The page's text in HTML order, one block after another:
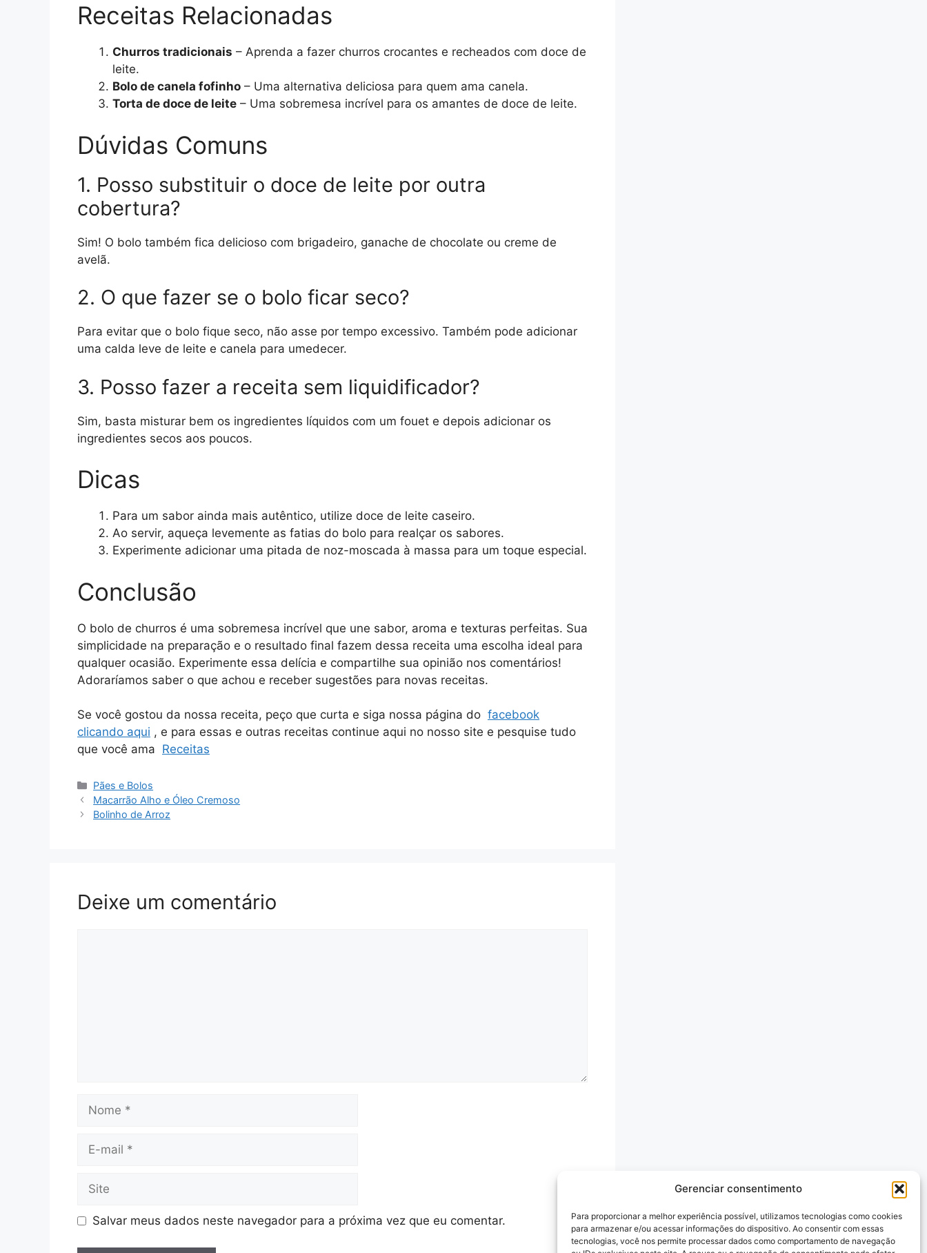
Gerenciar consentimento
Para proporcionar a melhor experiência possível, utilizamos tecnologias como cookies
para armazenar e/ou acessar informações do dispositivo. Ao consentir com essas
tecnologias, você nos permite processar dados como comportamento de navegação
Receitas Relacionadas
Churros tradicionais – Aprenda a fazer churros crocantes e recheados com doce de
leite.
Bolo de canela fofinho – Uma alternativa deliciosa para quem ama canela.
Torta de doce de leite – Uma sobremesa incrível para os amantes de doce de leite.
Dúvidas Comuns
1. Posso substituir o doce de leite por outra
cobertura?
Sim! O bolo também fica delicioso com brigadeiro, ganache de chocolate ou creme de
avelã.
2. O que fazer se o bolo ficar seco?
Para evitar que o bolo fique seco, não asse por tempo excessivo. Também pode adicionar
uma calda leve de leite e canela para umedecer.
3. Posso fazer a receita sem liquidificador?
Sim, basta misturar bem os ingredientes líquidos com um fouet e depois adicionar os
ingredientes secos aos poucos.
Dicas
Para um sabor ainda mais autêntico, utilize doce de leite caseiro.
Ao servir, aqueça levemente as fatias do bolo para realçar os sabores.
Experimente adicionar uma pitada de noz-moscada à massa para um toque especial.
Conclusão
O bolo de churros é uma sobremesa incrível que une sabor, aroma e texturas perfeitas. Sua
simplicidade na preparação e o resultado final fazem dessa receita uma escolha ideal para
qualquer ocasião. Experimente essa delícia e compartilhe sua opinião nos comentários!
Adoraríamos saber o que achou e receber sugestões para novas receitas.
Se você gostou da nossa receita, peço que curta e siga nossa página do facebook
clicando aqui , e para essas e outras receitas continue aqui no nosso site e pesquise tudo
que você ama Receitas
Categorias
Pães e Bolos
Macarrão Alho e Óleo Cremoso
Bolinho de Arroz
Deixe um comentário
Nome
Site
Salvar meus dados neste navegador para a próxima vez que eu comentar.